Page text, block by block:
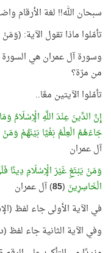
سبحان الله!! لغة الأرقام
تأمّلوا ماذا تقول الآية:
وسورة آل عمران هي السورة
من مرّة؟
تأمّلوا الآيتين معًا..
إِنَّ الدِّينَ عِنْدَ اللَّهِ الْإِسْلَامُ
جَاءَهُمُ الْعِلْمُ بَغْيًا بَيْنَهُمْ
آل عمران
وَمَنْ يَبْتَغِ غَيْرَ الْإِسْلَامِ
الْخَاسِرِينَ (
85) آل عمران
في الآية الأولى جاء لفظ
وفي الآية الثانية جاء لفظ